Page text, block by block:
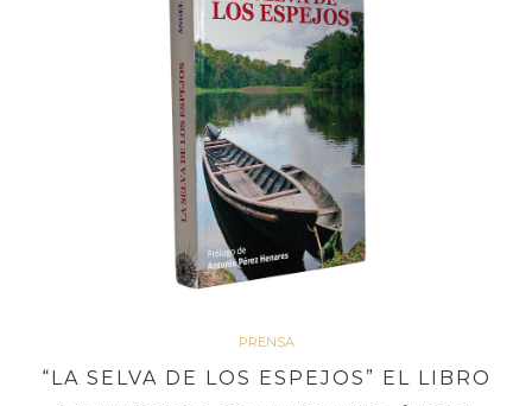
PRENSA
“LA SELVA DE LOS ESPEJOS” EL LIBRO